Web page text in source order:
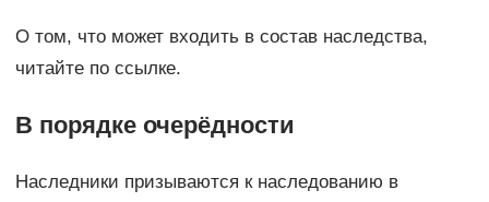
О том, что может входить в состав наследства,
читайте по ссылке.
В порядке очерёдности
Наследники призываются к наследованию в